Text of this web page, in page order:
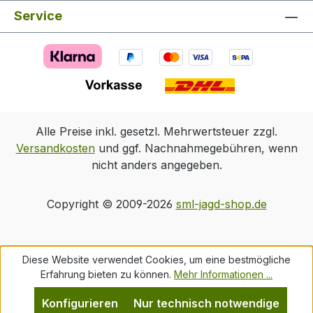
Arretierung Gesamtverstellbereich Höhe
cm / 100 m Beleuchtung Ja Wasserdicht
Lagerung -40°C bis +70°C Einsatz -25°C
Bildebene D7 Download: Info Polar T96
Service
Alle Preise inkl. gesetzl. Mehrwertsteuer zzgl.
Versandkostenund ggf. Nachnahmegebühren, wenn
nicht anders angegeben.
Copyright © 2009-2026 sml-jagd-shop.de
Diese Website verwendet Cookies, um eine bestmögliche
Erfahrung bieten zu können. Mehr Informationen ...
Nur technisch notwendige
Konfigurieren